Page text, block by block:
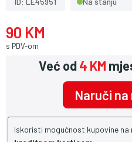
90 KM
s PDV-om
Već od4 KM
Naruči
Iskoristi mogućnost kupovine na